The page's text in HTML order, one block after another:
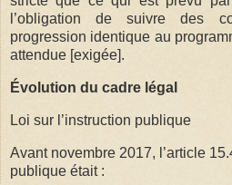
l’obligation de suivre des
progression identique au
attendue [exigée].
Évolution du cadre légal
Loi sur l’instruction publique
Avant novembre 2017, l’article
publique était :